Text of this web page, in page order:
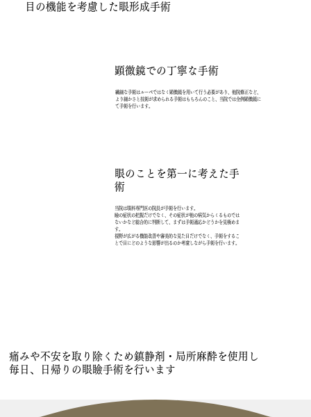
​目の機能を考慮した眼形成手術
顕微鏡での丁寧な手術
繊細な手術はルーペではなく顕微鏡を用いて行う必要があり、他院修正など、
より細かさと技術が求められる手術はもちろんのこと、当院では全例顕微鏡に
て手術を行います。
眼のことを第一に考えた手
術
当院は眼科専門医の院長が手術を行います。
瞼の症状の把握だけでなく、その症状が他の病気からくるものでは
ないかなど総合的に判断して、まずは手術適応かどうかを見極めま
す。
視野が広がる機能改善や審美的な見た目だけでなく、手術をするこ
とで目にどのような影響が出るのか考慮しながら手術を行います。
痛みや不安を取り除くため鎮静剤・局所麻酔を使用し
毎日、日帰りの眼瞼手術を行います